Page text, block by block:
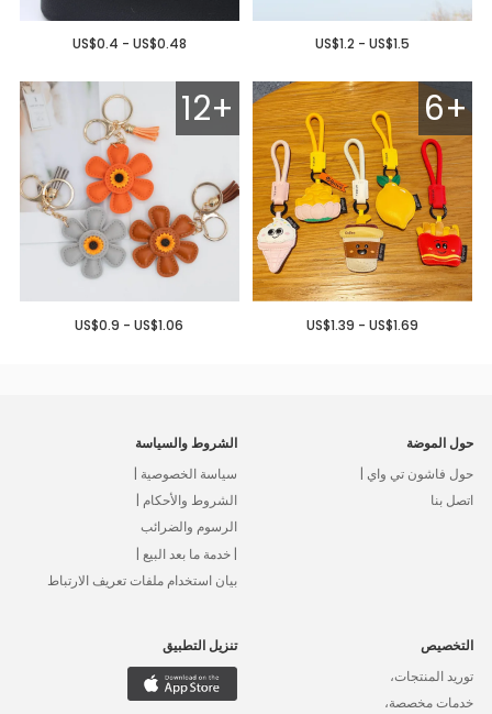
US$1.2 - US$1.5
US$0.4 - US$0.48
6+
US$1.39 - US$1.69
12+
US$0.9 - US$1.06
حول الموضة
حول فاشون تي واي |
اتصل بنا
الشروط والسياسة
سياسة الخصوصية |
الشروط والأحكام |
الرسوم والضرائب
| خدمة ما بعد البيع |
بيان استخدام ملفات تعريف الارتباط
التخصيص
توريد المنتجات،
خدمات مخصصة،
تنزيل التطبيق